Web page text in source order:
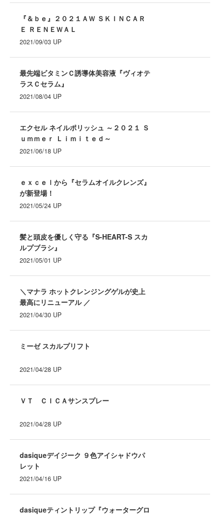
会社情報
お問い合わせ
プライバシーポリシー
サイトのご利用について
『＆ｂｅ』２０２１ＡＷ ＳＫＩＮＣＡＲ
Ｅ ＲＥＮＥＷＡＬ
2021/09/03 UP
最先端ビタミンＣ誘導体美容液『ヴィオテ
ラスＣセラム』
2021/08/04 UP
エクセル ネイルポリッシュ ～２０２１ Ｓ
ｕｍｍｅｒ Ｌｉｍｉｔｅｄ～
2021/06/18 UP
ｅｘｃｅｌから『セラムオイルクレンズ』
が新登場！
2021/05/24 UP
髪と頭皮を優しく守る『S-HEART-S スカ
ルプブラシ』
2021/05/01 UP
＼マナラ ホットクレンジングゲルが史上
最高にリニューアル ／
2021/04/30 UP
ミーゼ スカルプリフト
2021/04/28 UP
ＶＴ ＣＩＣＡサンスプレー
2021/04/28 UP
dasiqueデイジーク ９色アイシャドウパ
レット
2021/04/16 UP
dasiqueティントリップ『ウォーターグロ